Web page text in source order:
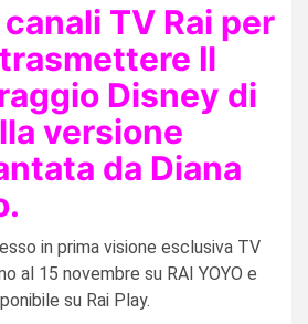
TV Rai per
Il
Disney di
versione
da Diana
in prima visione esclusiva TV
al 15 novembre su RAI YOYO e
su Rai Play.